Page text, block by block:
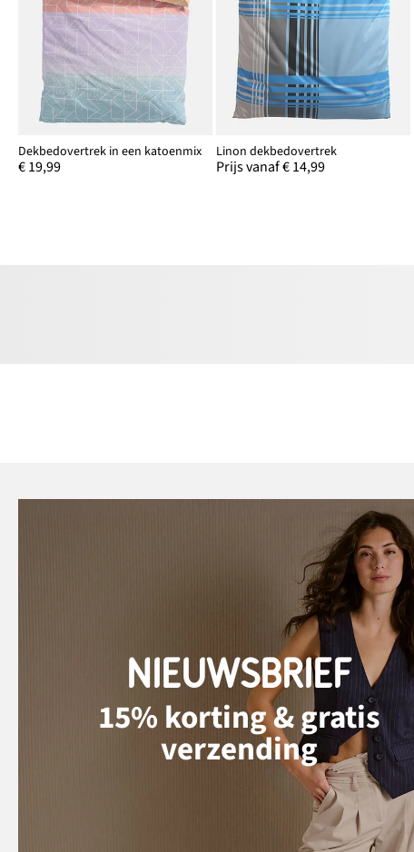
Dekbedovertrek in een katoenmix
€ 19,99
Linon dekbedovertrek
Prijs vanaf € 14,99
NIEUWSBRIEF
15% korting & gratis
verzending